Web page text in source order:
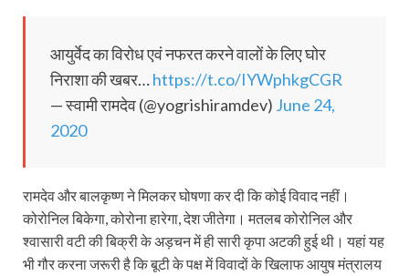
आयुर्वेद का विरोध एवं नफरत करने वालों के लिए घोर
निराशा की खबर…https://t.co/IYWphkgCGR
— स्वामी रामदेव (@yogrishiramdev) June 24,
2020
रामदेव और बालकृष्ण ने मिलकर घोषणा कर दी कि कोई विवाद नहीं।
कोरोनिल बिकेगा, कोरोना हारेगा, देश जीतेगा। मतलब कोरोनिल और
श्वासारी वटी की बिक्री के अड़चन में ही सारी कृपा अटकी हुई थी। यहां यह
भी गौर करना जरूरी है कि बूटी के पक्ष में विवादों के खिलाफ आयुष मंत्रालय